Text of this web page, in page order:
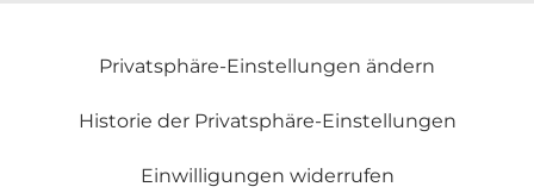
Privatsphäre-Einstellungen ändern
Historie der Privatsphäre-Einstellungen
Einwilligungen widerrufen